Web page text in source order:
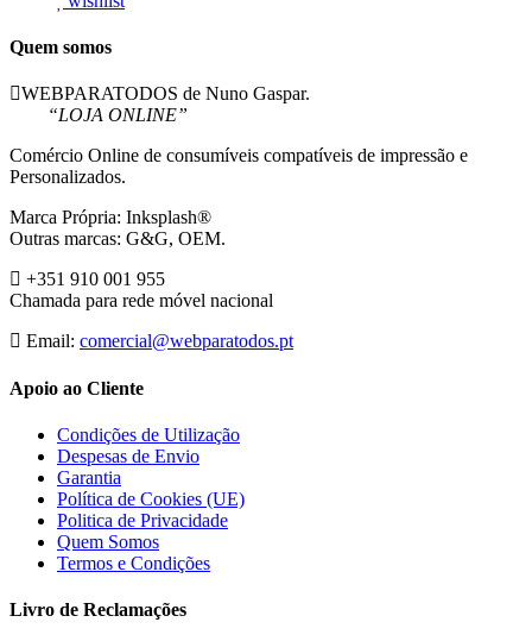
Quem somos
WEBPARATODOS de Nuno Gaspar.
“LOJA ONLINE”
Comércio Online de consumíveis compatíveis de impressão e
Personalizados.
Marca Própria: Inksplash®
Outras marcas: G&G, OEM.
+351 910 001 955
Chamada para rede móvel nacional
Email: comercial@webparatodos.pt
Apoio ao Cliente
Condições de Utilização
Despesas de Envio
Garantia
Política de Cookies (UE)
Politica de Privacidade
Quem Somos
Termos e Condições
Livro de Reclamações